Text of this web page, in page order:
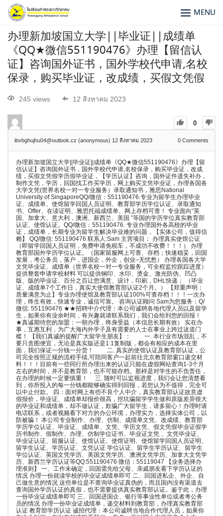
MENU
办理新加坡国立大学||毕业证||成绩单
《QQ★微信551190476》办理【留信认
证】咨询国外证书，国外学校代申请,名校
保录，购买毕业证，改成绩，买假文凭假
245 views 12 สิงหาคม 2023
0
ibvbghujhu04@outlook.cz (anonymous) 12 สิงหาคม 2023 0 Comments
办理新加坡国立大学||毕业证||成绩单《QQ★微信551190476》办理【留
信认证】咨询国外证书，国外学校代申请,名校保录，购买毕业证，改成
绩，买假文凭假学历假毕业证，【学历认证】咨询，国外证件遗失补办，
制作文凭，学历，回国找工作买学历，网上购买文凭毕业证，办理各国各
大学文凭(世界名校一对一专业服务）录取通知书，雅思National
University of SingaporeQQ/微信：551190476.专业为留学生办理毕业
证、成绩单、使馆留学回国人员证明、教育部学历学位认证、录取通知
书、Offer、在读证明、雅思托福成绩单、网上存档可查！ 专业面向“英
国、加拿大、意大利，澳洲、新西兰、美国 ”等国的学历学位真实教育部
认证、使馆认证。QQ/微信：551190476. 专业办理国外各高校的毕业
证，成绩单，长期专业为留学生解决毕业难的问题，【实体公司，值得信
赖】 QQ/微信: 551190476 联系人:Sam 主营项目： 办理真实使馆公证
（即留学回国人员证明，免费申请免税车，不成功不收费！！！） 办理
教育部国外学历学位认证。（国家留服网上可查、存档；快速稳妥，回国
发展，考公务员，落户，进国企，外企，创业–无忧愁） 办理各国各大学
文凭毕业证、成绩单（世界名校一对一专业服务，可全程监控跟踪进度）
提供整套申请学校材料 可以提供钢印、水印、烫金、激光防伪、凹凸
版、版的毕业证、百分之百让您满意、设计，印刷，DHL快递； （毕业
证、成绩单7个工作日，真实大使馆教育部认证2个月。） 【郑重声明：
质量满意为止】专业办理使馆及教育部认证100%可查存档！！！一次办
理，终生有效，快速专业，诚信可靠。 咨询认证顾问 Sam为您服务：Q/
微信: 551190476 ★★招聘中介代理：本公司诚聘各地代理人员以及留学
生，如果你有业余时间，有兴趣就请联系我们，我们会给到您的回报！
★真诚期待您的加盟：一朝办理，终身受益（本信息长期有效） 实在办
事，互惠互利，为广大海内外学子及有需要的人士在事业上跨过这道门
槛！ 【我们真诚的提醒广大留学生朋友】： 一. 本行业市场混乱，不
要只贪图便宜，无论是真实版还是1:1复制版，都会有相应的成本在里
面，我们保证一分钱一分货！ 二. 真实的使馆认证及教育部认证，公
司完全按照正规的流程手续,可陪同客户一起前往北京教育部窗口递交材
料！！！目前有一些同行所办理出来的认证只能在虚假网站查询1-3个月
左右的时间，并不是教育部，也不可能存档。那样是对学生的不负责任，
在办理的时候一定要慎重！ 三. 随时可以监视进度，我们会让您清楚看
到，你所投入的每一分钱都能够确实得到回报，若您认为不值得，完全可
以中止付款。 四：面对网上有些不良个人中介，真实教育部认证故意虚
假报价，毕业证、成绩单却报价很高，挖坑骗留学学生做和原版差异很大
的毕业证和成绩单，却不做认证，欺骗广大留学生，请多留心！办理时请
电话联系，或者视频看下对方的办公环境，办理实力，选择实体公司，以
防被骗！ 本公司专业制作、办理、仿制、成绩单文凭、改成绩、教育部
学历学位认证、毕业证、成绩单、文凭、学历文凭、假文凭假毕业证假学
历书制作、假制作、办理、仿制学位证书、毕业证文凭 、文凭毕业证、
毕业证认证、留服认证、使馆认证、使馆证明、使馆留学回国人员证明、
留学生认证、学历认证、文凭认证 学位认证、留学生学历认证、留学生
学位认证、英国文凭学历、美国文凭学历、澳洲文凭学历、加拿大文凭学
历、新西兰学历认证等QQ:551190476 微信：55119047 【业务选择办
理准则】 一、工作未确定，回国需先给父母、亲戚朋友看下学历认证的
情况 办理一份就读学校的毕业证成绩单即可 二、回国进私企、外企、自
己做生意的情况 这些单位是不查询毕业证真伪的，而且国内没有渠道去
查询国外学历认证的真假，也不需要提供真实教育部认证。鉴于此，办理
一份毕业证成绩单即可 三、回国进国企、银行等事业性单位或者考公务
员的情况 办理一份毕业证成绩单，递交材料到教育部，办理真实教育部
认证 教育部学历认证 诚招代理：本公司诚聘当地合作代理人员，如果你